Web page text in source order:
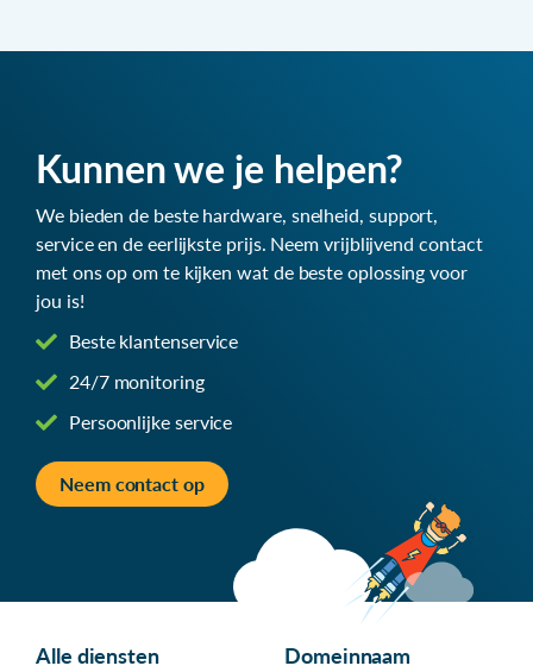
Kunnen we je helpen?
We bieden de beste hardware, snelheid, support,
service en de eerlijkste prijs. Neem vrijblijvend contact
met ons op om te kijken wat de beste oplossing voor
jou is!
Beste klantenservice
24/7 monitoring
Persoonlijke service
Neem contact op
Alle diensten Domeinnaam